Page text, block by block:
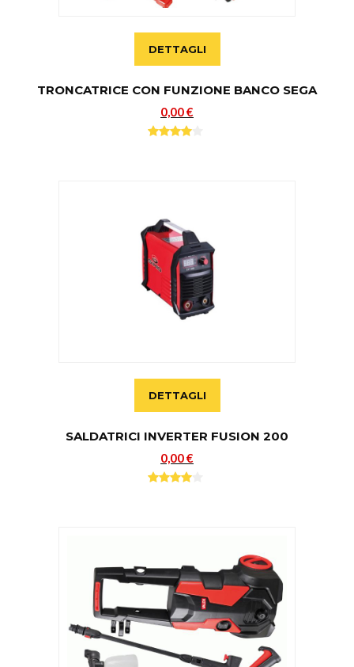
DETTAGLI
TRONCATRICE CON FUNZIONE BANCO SEGA
0,00 €
DETTAGLI
SALDATRICI INVERTER FUSION 200
0,00 €